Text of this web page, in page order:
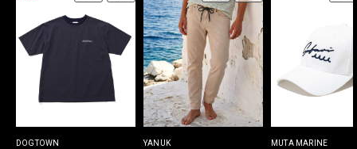
DOGTOWN YANUK MUTA MARINE